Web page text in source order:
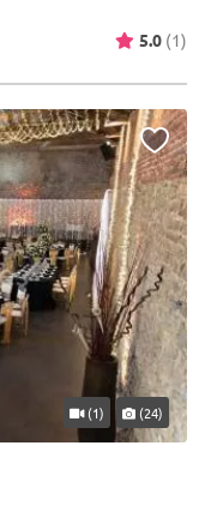
5.0 (1)
(1) (24)